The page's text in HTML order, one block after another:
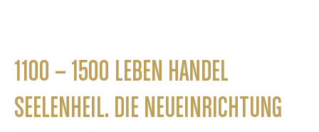
1100 – 1500 LEBEN HANDEL
SEELENHEIL. DIE NEUEINRICHTUNG